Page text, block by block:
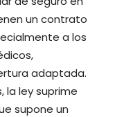
un contrato
a los
adaptada.
la ley suprime
supone un